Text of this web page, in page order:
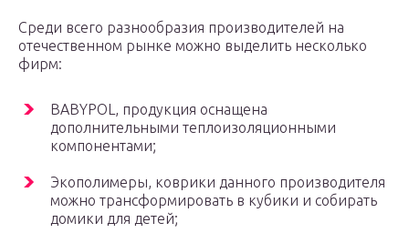
Среди всего разнообразия производителей на
отечественном рынке можно выделить несколько
фирм:
BABYPOL, продукция оснащена
дополнительными теплоизоляционными
компонентами;
Экополимеры, коврики данного производителя
можно трансформировать в кубики и собирать
домики для детей;